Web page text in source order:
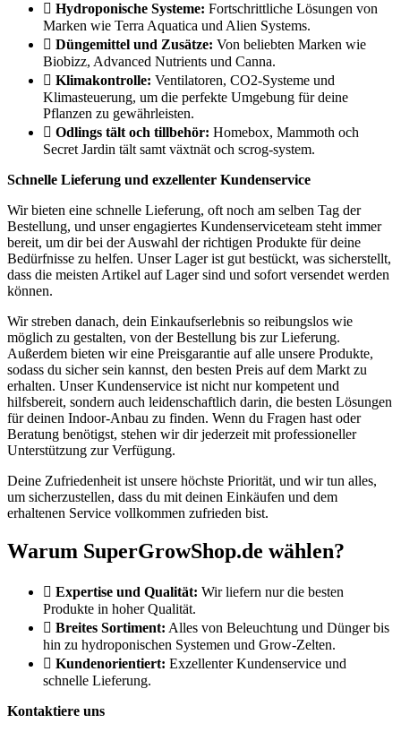
Hydroponische Systeme: Fortschrittliche Lösungen von
Marken wie Terra Aquatica und Alien Systems.
Düngemittel und Zusätze: Von beliebten Marken wie
Biobizz, Advanced Nutrients und Canna.
Klimakontrolle: Ventilatoren, CO2-Systeme und
Klimasteuerung, um die perfekte Umgebung für deine
Pflanzen zu gewährleisten.
Odlings tält och tillbehör: Homebox, Mammoth och
Secret Jardin tält samt växtnät och scrog-system.
Schnelle Lieferung und exzellenter Kundenservice
Wir bieten eine schnelle Lieferung, oft noch am selben Tag der
Bestellung, und unser engagiertes Kundenserviceteam steht immer
bereit, um dir bei der Auswahl der richtigen Produkte für deine
Bedürfnisse zu helfen. Unser Lager ist gut bestückt, was sicherstellt,
dass die meisten Artikel auf Lager sind und sofort versendet werden
können.
Wir streben danach, dein Einkaufserlebnis so reibungslos wie
möglich zu gestalten, von der Bestellung bis zur Lieferung.
Außerdem bieten wir eine Preisgarantie auf alle unsere Produkte,
sodass du sicher sein kannst, den besten Preis auf dem Markt zu
erhalten. Unser Kundenservice ist nicht nur kompetent und
hilfsbereit, sondern auch leidenschaftlich darin, die besten Lösungen
für deinen Indoor-Anbau zu finden. Wenn du Fragen hast oder
Beratung benötigst, stehen wir dir jederzeit mit professioneller
Unterstützung zur Verfügung.
Deine Zufriedenheit ist unsere höchste Priorität, und wir tun alles,
um sicherzustellen, dass du mit deinen Einkäufen und dem
erhaltenen Service vollkommen zufrieden bist.
Warum SuperGrowShop.de wählen?
Expertise und Qualität: Wir liefern nur die besten
Produkte in hoher Qualität.
Breites Sortiment: Alles von Beleuchtung und Dünger bis
hin zu hydroponischen Systemen und Grow-Zelten.
Kundenorientiert: Exzellenter Kundenservice und
schnelle Lieferung.
Kontaktiere uns